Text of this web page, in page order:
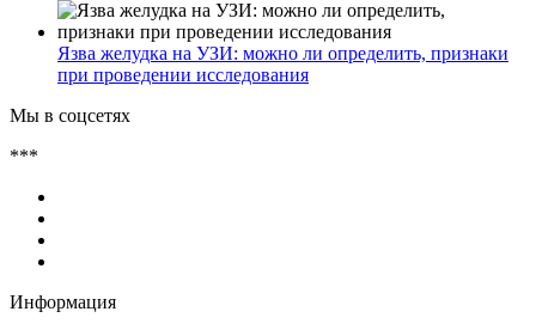
Язва желудка на УЗИ: можно ли определить, признаки
при проведении исследования
Мы в соцсетях
***
Информация